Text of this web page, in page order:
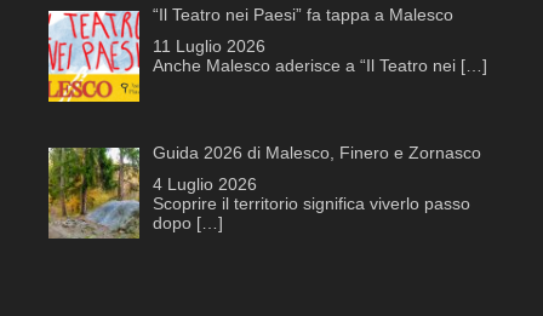
“Il Teatro nei Paesi” fa tappa a Malesco
11 Luglio 2026
Anche Malesco aderisce a “Il Teatro nei […]
Guida 2026 di Malesco, Finero e Zornasco
4 Luglio 2026
Scoprire il territorio significa viverlo passo
dopo […]